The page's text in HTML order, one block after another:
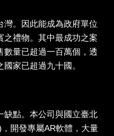
灣。因此能成為政府單位
之禮物。其中最成功之案
數量已超過一百萬個，透
家已超過九十國。
缺點。本公司與國立臺北
開發專屬AR軟體，大量